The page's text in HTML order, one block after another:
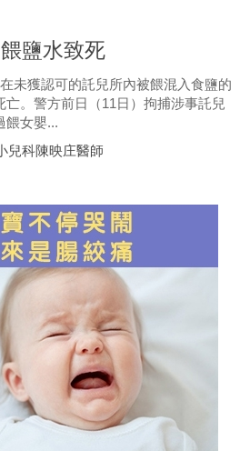
鹽水致死
未獲認可的託兒所內被餵混入食鹽的
。警方前日（11日）拘捕涉事託兒
餵女嬰...
兒科陳映庄醫師